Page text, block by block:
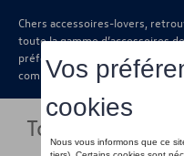
Chers accessoires-lovers,
toute la gamme d’accessoires
préférée sous forme de
commander auprès de votre
Toggle